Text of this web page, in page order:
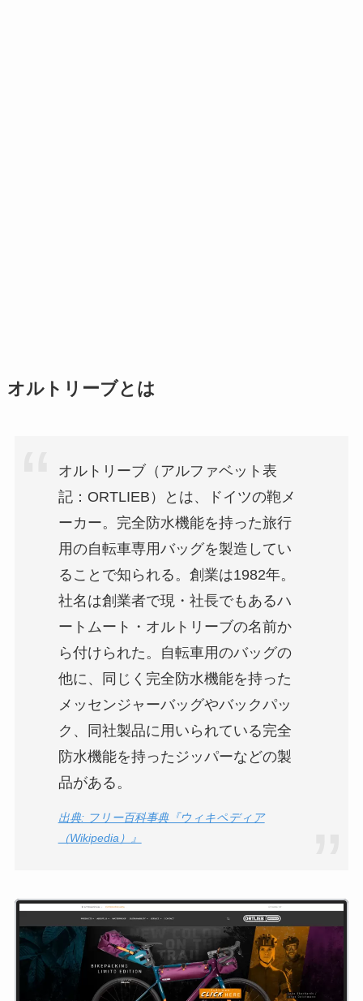
オルトリーブとは
オルトリーブ（アルファベット表
記：ORTLIEB）とは、ドイツの鞄メ
ーカー。完全防水機能を持った旅行
用の自転車専用バッグを製造してい
ることで知られる。創業は1982年。
社名は創業者で現・社長でもあるハ
ートムート・オルトリーブの名前か
ら付けられた。自転車用のバッグの
他に、同じく完全防水機能を持った
メッセンジャーバッグやバックパッ
ク、同社製品に用いられている完全
防水機能を持ったジッパーなどの製
品がある。
出典: フリー百科事典『ウィキペディア
（Wikipedia）』